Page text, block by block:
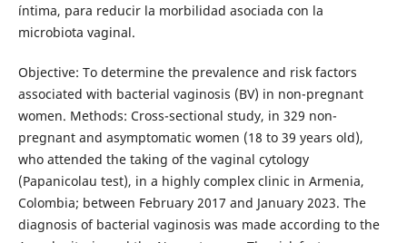
íntima, para reducir la morbilidad asociada con la
microbiota vaginal.
Objective: To determine the prevalence and risk factors
associated with bacterial vaginosis (BV) in non-pregnant
women. Methods: Cross-sectional study, in 329 non-
pregnant and asymptomatic women (18 to 39 years old),
who attended the taking of the vaginal cytology
(Papanicolau test), in a highly complex clinic in Armenia,
Colombia; between February 2017 and January 2023. The
diagnosis of bacterial vaginosis was made according to the